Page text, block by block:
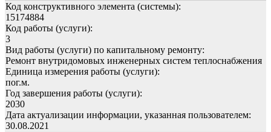
Код конструктивного элемента (системы):
15174884
Код работы (услуги):
3
Вид работы (услуги) по капитальному ремонту:
Ремонт внутридомовых инженерных систем теплоснабжения
Единица измерения работы (услуги):
пог.м.
Год завершения работы (услуги):
2030
Дата актуализации информации, указанная пользователем:
30.08.2021